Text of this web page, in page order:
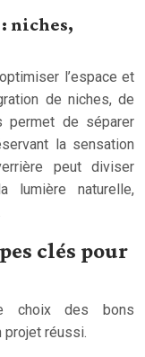
niches,
l’espace et
de niches, de
permet de séparer
la sensation
peut diviser
lumière naturelle,
clés pour
choix des bons
réussi.